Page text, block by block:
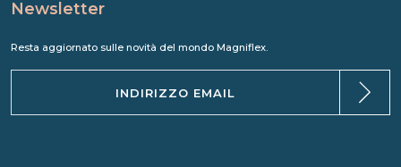
Newsletter
Resta aggiornato sulle novità del mondo Magniflex.